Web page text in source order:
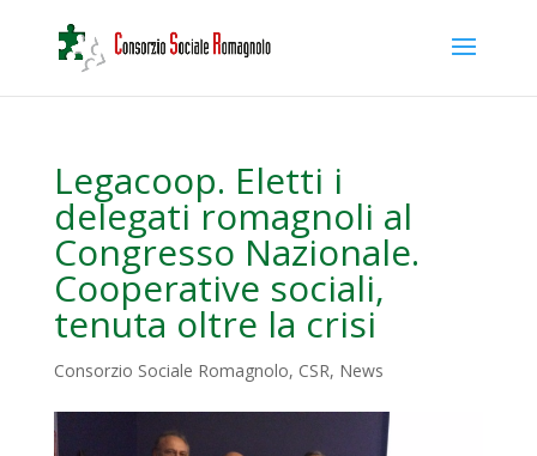
Legacoop. Eletti i
delegati romagnoli al
Congresso Nazionale.
Cooperative sociali,
tenuta oltre la crisi
Consorzio Sociale Romagnolo, CSR, News